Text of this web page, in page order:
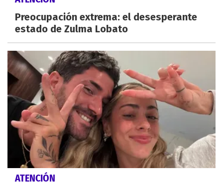
Preocupación extrema: el desesperante
estado de Zulma Lobato
ATENCIÓN